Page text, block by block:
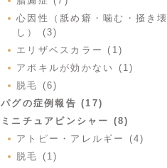
心因性（舐め癖・噛む・掻き壊
し） (3)
エリザベスカラー (1)
アポキルが効かない (1)
脱毛 (6)
パグの症例報告 (17)
ミニチュアピンシャー (8)
アトピー・アレルギー (4)
脱毛 (1)